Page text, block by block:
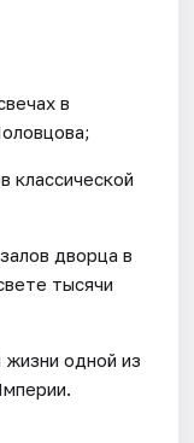
в
классической
дворца в
тысячи
одной из